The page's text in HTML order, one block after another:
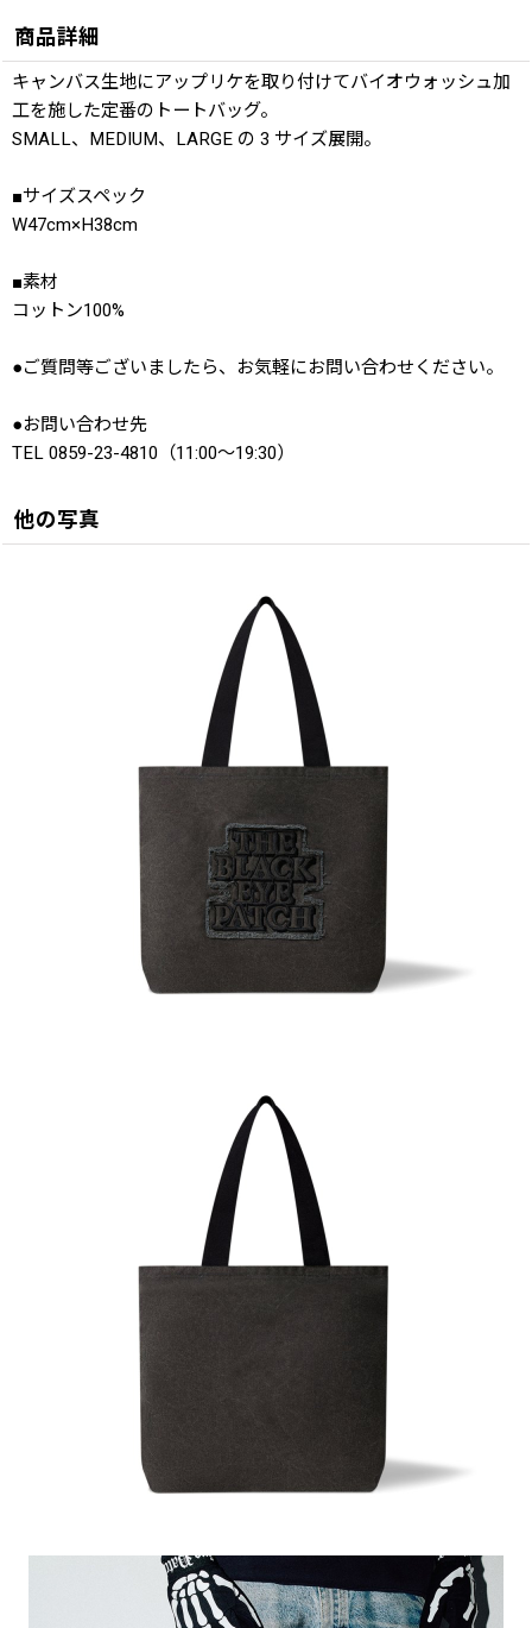
商品詳細
キャンバス生地にアップリケを取り付けてバイオウォッシュ加
工を施した定番のトートバッグ。
SMALL、MEDIUM、LARGE の 3 サイズ展開。
■サイズスペック
W47cm×H38cm
■素材
コットン100%
●ご質問等ございましたら、お気軽にお問い合わせください。
●お問い合わせ先
TEL 0859-23-4810（11:00〜19:30）
他の写真